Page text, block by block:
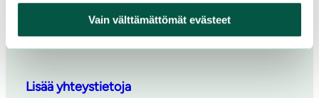
Vain välttämättömät evästeet
Jyväskylän seudun yhdistys
jyvaskyla@sll.fi
Lisää yhteystietoja